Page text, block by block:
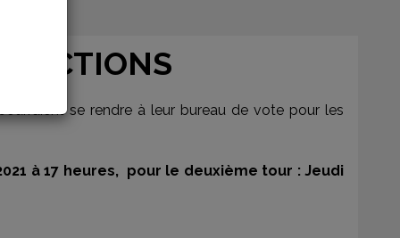
se rendre à leur bureau de vote pour les
à 17 heures, pour le deuxième tour : Jeudi